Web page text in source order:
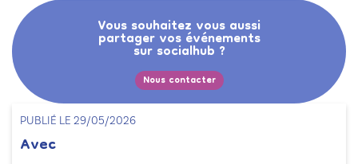
PUBLIÉ LE 29/05/2026
Avec
Vous souhaitez vous aussi
partager vos événements
sur socialhub ?
Nous contacter